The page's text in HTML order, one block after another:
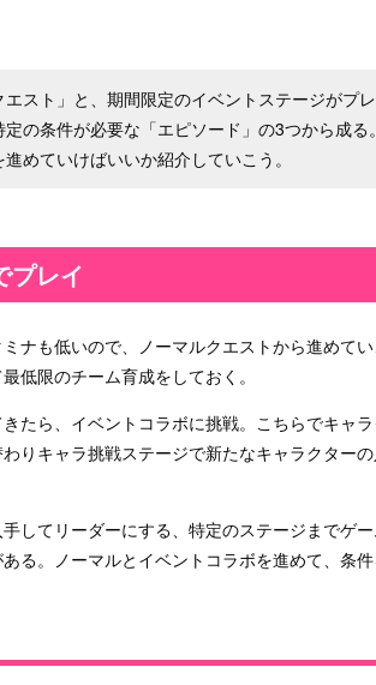
スト」と、期間限定のイベントステージがプ
の条件が必要な「エピソード」の3つから成る
めていけばいいか紹介していこう。
プレイ
ナも低いので、ノーマルクエストから進めてい
低限のチーム育成をしておく。
たら、イベントコラボに挑戦。こちらでキャ
りキャラ挑戦ステージで新たなキャラクター
してリーダーにする、特定のステージまでゲ
る。ノーマルとイベントコラボを進めて、条